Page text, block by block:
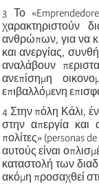
3 Το
χαρακτηριστούν
ανθρώπων, για να
και ανεργίας,
αναλάβουν
ανεπίσημη
επιβαλλόμενη
4 Στην πόλη Κάλι,
στην απεργία και
πολίτες» (personas
αυτούς είναι
καταστολή των
ακόμη προσαχθεί